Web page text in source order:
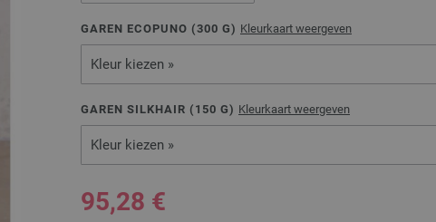
GAREN ECOPUNO (300 G) Kleurkaart weergeven
Kleur kiezen »
GAREN SILKHAIR ( 150 G) Kleurkaart weergeven
Kleur kiezen »
95,28 €